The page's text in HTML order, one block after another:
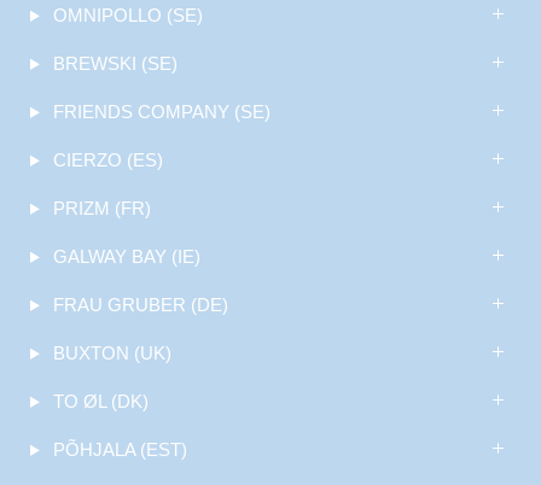
OMNIPOLLO (SE)
BREWSKI (SE)
FRIENDS COMPANY (SE)
CIERZO (ES)
PRIZM (FR)
GALWAY BAY (IE)
FRAU GRUBER (DE)
BUXTON (UK)
TO ØL (DK)
PÕHJALA (EST)